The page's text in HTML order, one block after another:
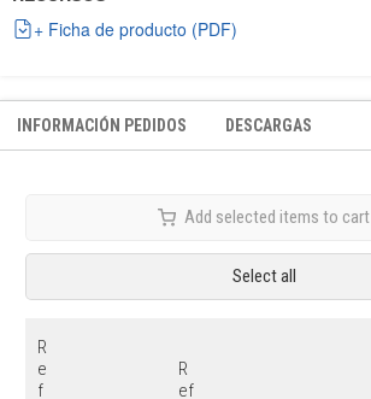
+ Ficha de producto (PDF)
INFORMACIÓN PEDIDOS DESCARGAS
Add selected items to cart
Select all
R
e
f
R
ef